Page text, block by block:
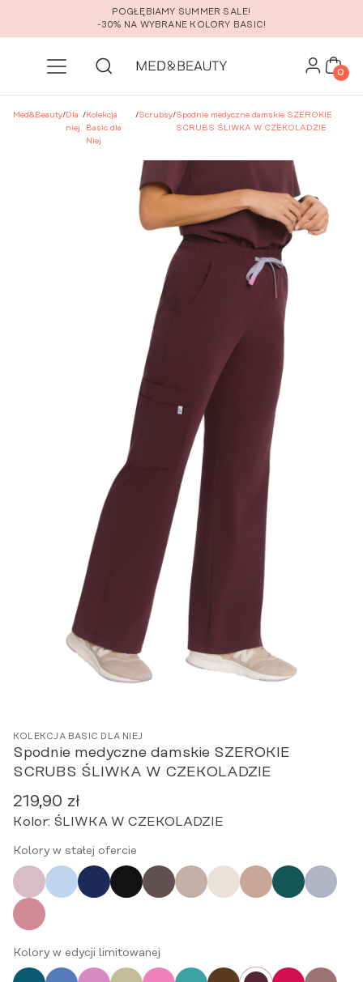
Przejdź do głównej zawartości
POGŁĘBIAMY SUMMER SALE!
-30% NA WYBRANE KOLORY BASIC!
0
Med&Beauty/Dla
niej
/Kolekcja
Basic dla
Niej
/Scrubsy/Spodnie medyczne damskie SZEROKIE
SCRUBS ŚLIWKA W CZEKOLADZIE
KOLEKCJA BASIC DLA NIEJ
Spodnie medyczne damskie SZEROKIE
SCRUBS ŚLIWKA W CZEKOLADZIE
219,90 zł
Kolor: ŚLIWKA W CZEKOLADZIE
Kolory w stałej ofercie
Kolory w edycji limitowanej